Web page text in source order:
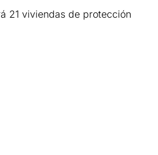
21 viviendas de protección